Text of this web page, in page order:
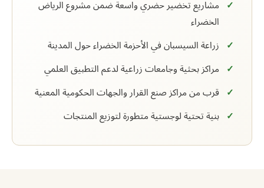
مشاريع تخضير حضري واسعة ضمن مشروع الرياض
الخضراء
زراعة السيسبان في الأحزمة الخضراء حول المدينة
مراكز بحثية وجامعات زراعية لدعم التطبيق العلمي
قرب من مراكز صنع القرار والجهات الحكومية المعنية
بنية تحتية لوجستية متطورة لتوزيع المنتجات